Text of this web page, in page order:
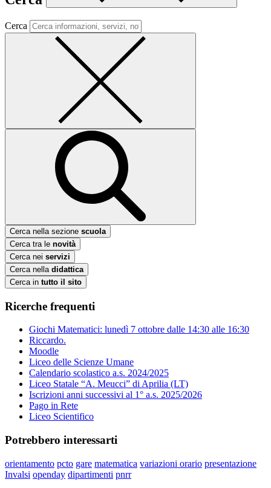
Cerca
Cerca nella sezione scuola
Cerca tra le novità
Cerca nei servizi
Cerca nella didattica
Cerca in tutto il sito
Ricerche frequenti
Giochi Matematici: lunedì 7 ottobre dalle 14:30 alle 16:30
Riccardo.
Moodle
Liceo delle Scienze Umane
Calendario scolastico a.s. 2024/2025
Liceo Statale “A. Meucci” di Aprilia (LT)
Iscrizioni anni successivi al 1° a.s. 2025/2026
Pago in Rete
Liceo Scientifico
Potrebbero interessarti
orientamento pcto gare matematica variazioni orario presentazione
Invalsi openday dipartimenti pnrr